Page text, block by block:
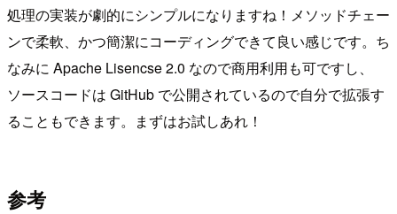
処理の実装が劇的にシンプルになりますね！メソッドチェー
ンで柔軟、かつ簡潔にコーディングできて良い感じです。ち
なみに Apache Lisencse 2.0 なので商用利用も可ですし、
ソースコードは GitHub で公開されているので自分で拡張す
ることもできます。まずはお試しあれ！
参考